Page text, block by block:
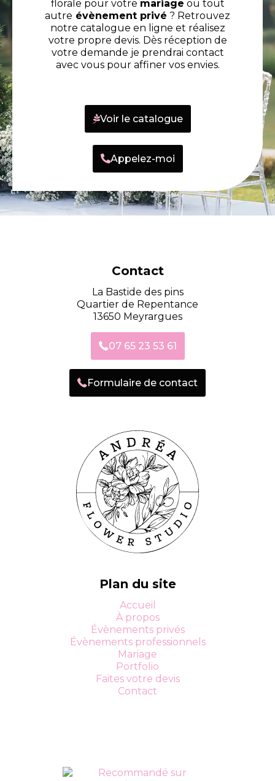
florale pour votre mariage ou tout
autre évènement privé ? Retrouvez
notre catalogue en ligne et réalisez
votre propre devis. Dès réception de
votre demande je prendrai contact
avec vous pour affiner vos envies.
Voir le catalogue
Appelez-moi
Contact
La Bastide des pins
Quartier de Repentance
13650 Meyrargues
07 65 23 53 61
Formulaire de contact
Plan du site
Accueil
À propos
Évènements privés
Évènements professionnels
Mariage
Portfolio
Faites votre devis
Contact